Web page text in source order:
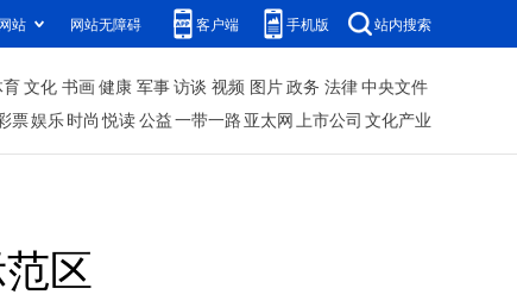
站 网站无障碍 客户端 手机版 站内搜索
文化 书画健康 军事访谈 视频 图片政务 法律中央文件
票娱乐时尚 悦读公益一带一路 亚太网上市公司 文化产业
区